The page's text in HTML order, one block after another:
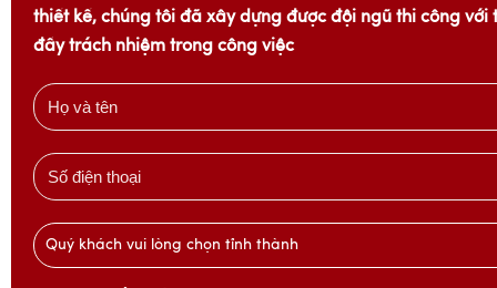
thiết kế, chúng tôi đã xây dựng được đội ngũ thi công với
đầy trách nhiệm trong công việc
Quý khách vui lòng chọn tỉnh thành